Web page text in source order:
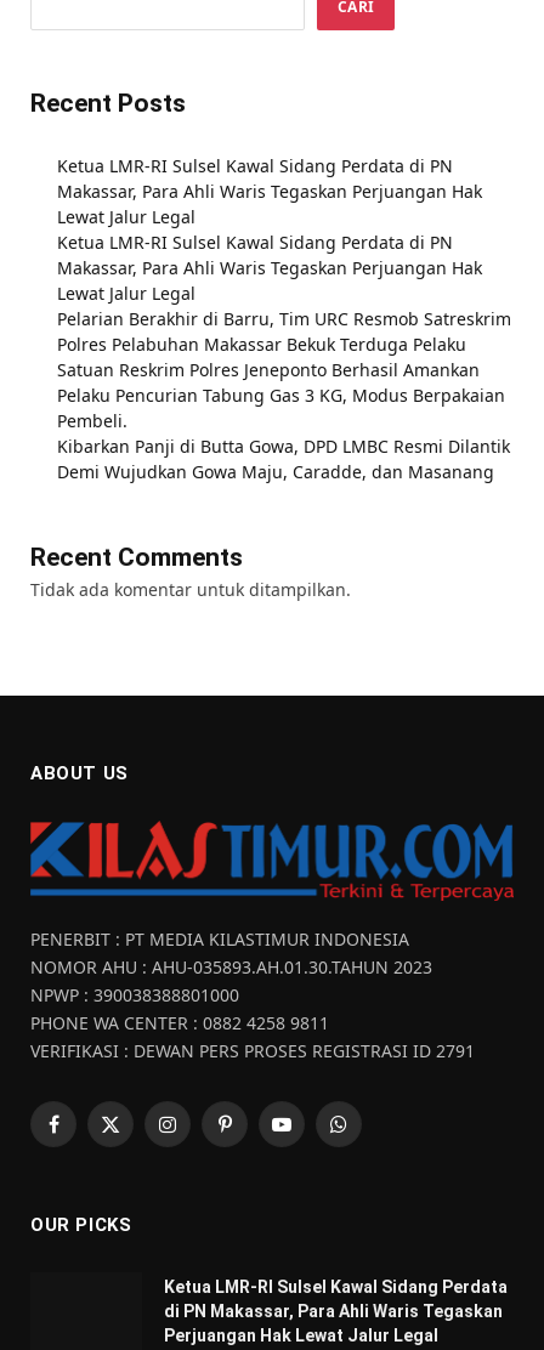
CARI
Recent Posts
Ketua LMR-RI Sulsel Kawal Sidang Perdata di PN
Makassar, Para Ahli Waris Tegaskan Perjuangan Hak
Lewat Jalur Legal
Ketua LMR-RI Sulsel Kawal Sidang Perdata di PN
Makassar, Para Ahli Waris Tegaskan Perjuangan Hak
Lewat Jalur Legal
Pelarian Berakhir di Barru, Tim URC Resmob Satreskrim
Polres Pelabuhan Makassar Bekuk Terduga Pelaku
Satuan Reskrim Polres Jeneponto Berhasil Amankan
Pelaku Pencurian Tabung Gas 3 KG, Modus Berpakaian
Pembeli.
Kibarkan Panji di Butta Gowa, DPD LMBC Resmi Dilantik
Demi Wujudkan Gowa Maju, Caradde, dan Masanang
Recent Comments
Tidak ada komentar untuk ditampilkan.
ABOUT US
PENERBIT : PT MEDIA KILASTIMUR INDONESIA
NOMOR AHU : AHU-035893.AH.01.30.TAHUN 2023
NPWP : 390038388801000
PHONE WA CENTER : 0882 4258 9811
VERIFIKASI : DEWAN PERS PROSES REGISTRASI ID 2791
Facebook
X
InstagramPinterestYouTubeWhatsApp
OUR PICKS
Ketua LMR-RI Sulsel Kawal Sidang Perdata
di PN Makassar, Para Ahli Waris Tegaskan
Perjuangan Hak Lewat Jalur Legal